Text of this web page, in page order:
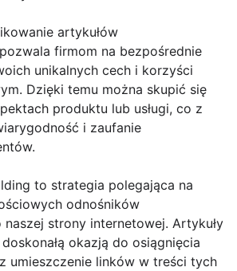
artykułów
firmom na bezpośrednie
unikalnych cech i korzyści
Dzięki temu można skupić się
produktu lub usługi, co z
i zaufanie
to strategia polegająca na
odnośników
strony internetowej. Artykuły
okazją do osiągnięcia
umieszczenie linków w treści tych